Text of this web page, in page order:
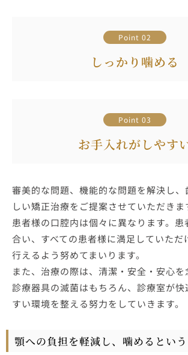
Point 02
しっかり噛める
Point 03
お手入れがしやす
審美的な問題、機能的な問題を解決し、
しい矯正治療をご提案させていただきま
患者様の口腔内は個々に異なります。患
合い、すべての患者様に満足していただ
行えるよう努めてまいります。
また、治療の際は、清潔・安全・安心を
診療器具の滅菌はもちろん、診療室が快
すい環境を整える努力をしていきます。
顎への負担を軽減し、噛めるという